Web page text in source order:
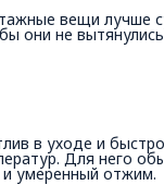
вещи лучше
они не
в уходе и
Для него
и умеренный отжим.